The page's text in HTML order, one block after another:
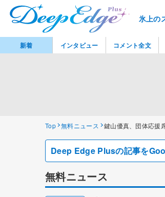
氷上の
Top 無料ニュース 鍵山優真、団体応援
Deep Edge Plusの記事を
無料ニュース
新着 インタビュー コメント全文